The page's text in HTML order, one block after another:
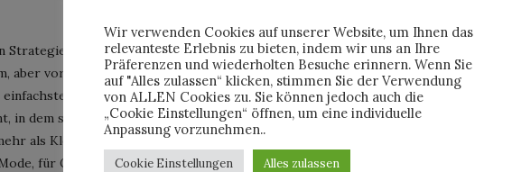
Strategie. Nach einem Designerwechsel ist Mode immer auch
aber vor allem für die Marke selbst. Wird die neue Handschrift akzeptiert?
Antwort darauf sind bekannte Gesichter. Sie funktionieren wie
in dem sich sonst vieles verschiebt.
als Kleidung oder Accessoires. Sie tragen Geschichte. Sie stehen für
für Glaubwürdigkeit, für Kontinuität. Wer sie einsetzt, kauft sich ein
Wir verwenden Cookies auf unserer Website, um Ihnen das
relevanteste Erlebnis zu bieten, indem wir uns an Ihre
Präferenzen und wiederholten Besuche erinnern. Wenn Sie
auf "Alles zulassen“ klicken, stimmen Sie der Verwendung
von ALLEN Cookies zu. Sie können jedoch auch die
„Cookie Einstellungen“ öffnen, um eine individuelle
Anpassung vorzunehmen..
Cookie Einstellungen Alles zulassen